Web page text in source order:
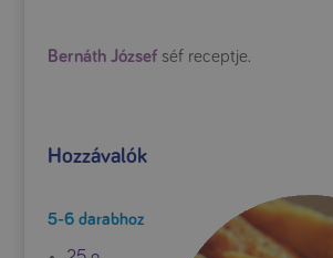
Bernáth Józsefséf receptje.
Hozzávalók
5-6 darabhoz